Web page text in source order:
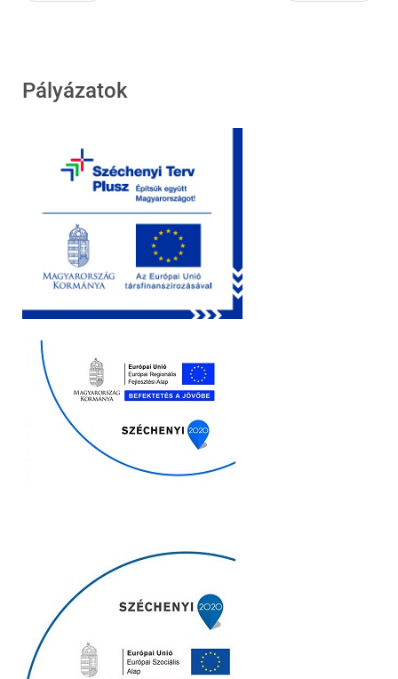
Pályázatok